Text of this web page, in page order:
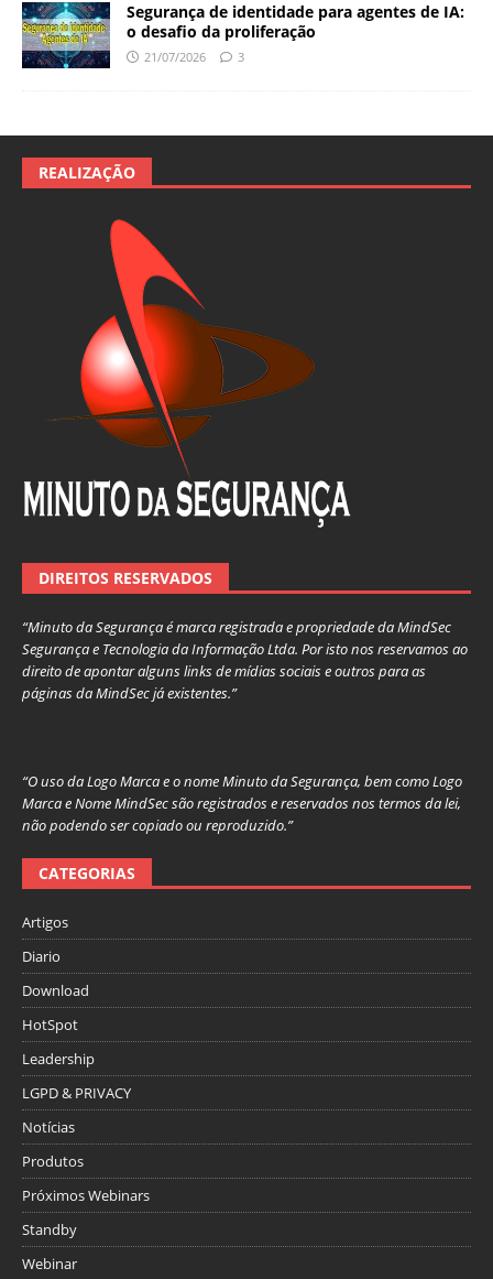
Segurança de identidade para agentes de IA:
o desafio da proliferação
21/07/2026 3
REALIZAÇÃO
DIREITOS RESERVADOS
“Minuto da Segurança é marca registrada e propriedade da MindSec
Segurança e Tecnologia da Informação Ltda. Por isto nos reservamos ao
direito de apontar alguns links de mídias sociais e outros para as
páginas da MindSec já existentes.”
“O uso da Logo Marca e o nome Minuto da Segurança, bem como Logo
Marca e Nome MindSec são registrados e reservados nos termos da lei,
não podendo ser copiado ou reproduzido.”
CATEGORIAS
Artigos
Diario
Download
HotSpot
Leadership
LGPD & PRIVACY
Notícias
Produtos
Próximos Webinars
Standby
Webinar